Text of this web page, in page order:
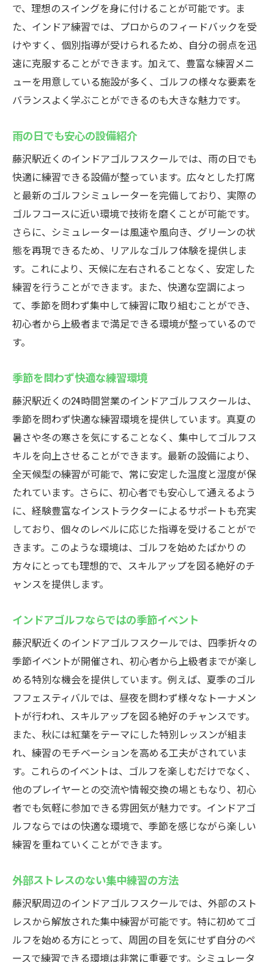
で、理想のスイングを身に付けることが可能です。ま
た、インドア練習では、プロからのフィードバックを受
けやすく、個別指導が受けられるため、自分の弱点を迅
速に克服することができます。加えて、豊富な練習メニ
ューを用意している施設が多く、ゴルフの様々な要素を
バランスよく学ぶことができるのも大きな魅力です。
雨の日でも安心の設備紹介
藤沢駅近くのインドアゴルフスクールでは、雨の日でも
快適に練習できる設備が整っています。広々とした打席
と最新のゴルフシミュレーターを完備しており、実際の
ゴルフコースに近い環境で技術を磨くことが可能です。
さらに、シミュレーターは風速や風向き、グリーンの状
態を再現できるため、リアルなゴルフ体験を提供しま
す。これにより、天候に左右されることなく、安定した
練習を行うことができます。また、快適な空調によっ
て、季節を問わず集中して練習に取り組むことができ、
初心者から上級者まで満足できる環境が整っているので
す。
季節を問わず快適な練習環境
藤沢駅近くの24時間営業のインドアゴルフスクールは、
季節を問わず快適な練習環境を提供しています。真夏の
暑さや冬の寒さを気にすることなく、集中してゴルフス
キルを向上させることができます。最新の設備により、
全天候型の練習が可能で、常に安定した温度と湿度が保
たれています。さらに、初心者でも安心して通えるよう
に、経験豊富なインストラクターによるサポートも充実
しており、個々のレベルに応じた指導を受けることがで
きます。このような環境は、ゴルフを始めたばかりの
方々にとっても理想的で、スキルアップを図る絶好のチ
ャンスを提供します。
インドアゴルフならではの季節イベント
藤沢駅近くのインドアゴルフスクールでは、四季折々の
季節イベントが開催され、初心者から上級者までが楽し
める特別な機会を提供しています。例えば、夏季のゴル
フフェスティバルでは、昼夜を問わず様々なトーナメン
トが行われ、スキルアップを図る絶好のチャンスです。
また、秋には紅葉をテーマにした特別レッスンが組ま
れ、練習のモチベーションを高める工夫がされていま
す。これらのイベントは、ゴルフを楽しむだけでなく、
他のプレイヤーとの交流や情報交換の場ともなり、初心
者でも気軽に参加できる雰囲気が魅力です。インドアゴ
ルフならではの快適な環境で、季節を感じながら楽しい
練習を重ねていくことができます。
外部ストレスのない集中練習の方法
藤沢駅周辺のインドアゴルフスクールでは、外部のスト
レスから解放された集中練習が可能です。特に初めてゴ
ルフを始める方にとって、周囲の目を気にせず自分のペ
ースで練習できる環境は非常に重要です。シミュレータ